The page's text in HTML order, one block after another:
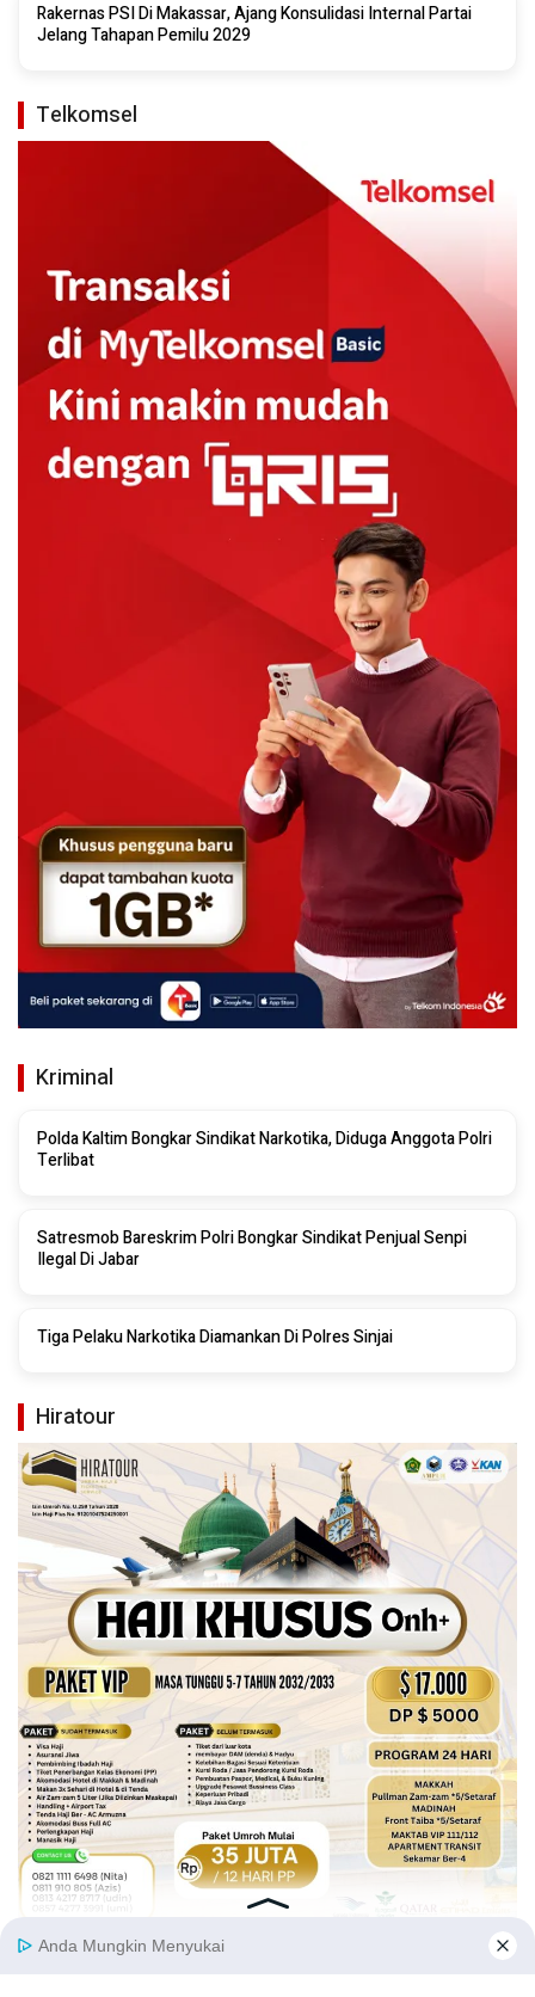
Rakernas PSI Di Makassar, Ajang Konsulidasi Internal Partai
Jelang Tahapan Pemilu 2029
Telkomsel
Kriminal
Polda Kaltim Bongkar Sindikat Narkotika, Diduga Anggota Polri
Terlibat
Satresmob Bareskrim Polri Bongkar Sindikat Penjual Senpi
Ilegal Di Jabar
Tiga Pelaku Narkotika Diamankan Di Polres Sinjai
Hiratour